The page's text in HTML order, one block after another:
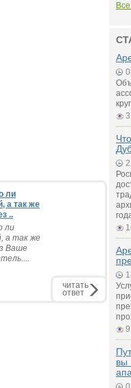
ли
а так же
..
ли
а так же
Ваше
читать
ответ
вы